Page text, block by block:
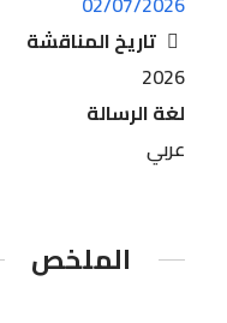
تاريخ المناقشة
2026
لغة الرسالة
عربي
الملخص